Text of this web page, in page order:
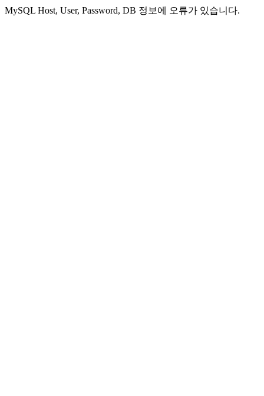
MySQL Host, User, Password, DB 정보에 오류가 있습니다.